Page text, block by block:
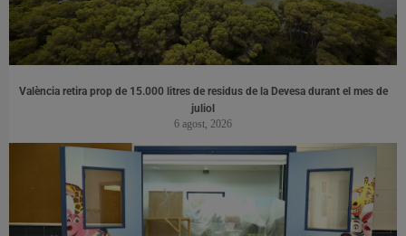
València retira prop de 15.000 litres de residus de la Devesa durant el mes de
juliol
6 agost, 2026